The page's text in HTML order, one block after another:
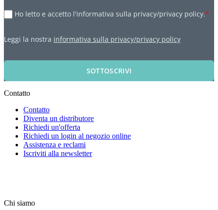
Ho letto e accetto l'informativa sulla privacy/privacy policy.*
Leggi la nostra informativa sulla privacy/privacy policy
SOTTOSCRIVI
Contatto
Contatto
Diventa un distributore
Richiedi un'offerta
Richiedi un login al negozio online
Assistenza e reclami
Iscriviti alla newsletter
Chi siamo